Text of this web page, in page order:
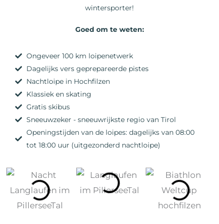
wintersporter!
Goed om te weten:
Ongeveer 100 km loipenetwerk
Dagelijks vers geprepareerde pistes
Nachtloipe in Hochfilzen
Klassiek en skating
Gratis skibus
Sneeuwzeker - sneeuwrijkste regio van Tirol
Openingstijden van de loipes: dagelijks van 08:00
tot 18:00 uur (uitgezonderd nachtloipe)